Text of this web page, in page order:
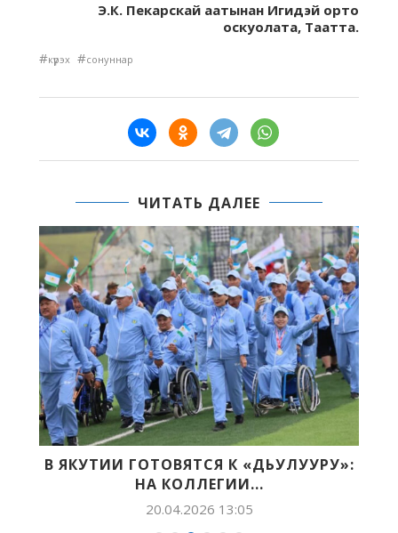
Э.К. Пекарскай аатынан Игидэй орто
оскуолата, Таатта.
#күрэх #сонуннар
ЧИТАТЬ ДАЛЕЕ
В ЯКУТИИ ГОТОВЯТСЯ К «ДЬУЛУУРУ»:
НА КОЛЛЕГИИ...
20.04.2026 13:05